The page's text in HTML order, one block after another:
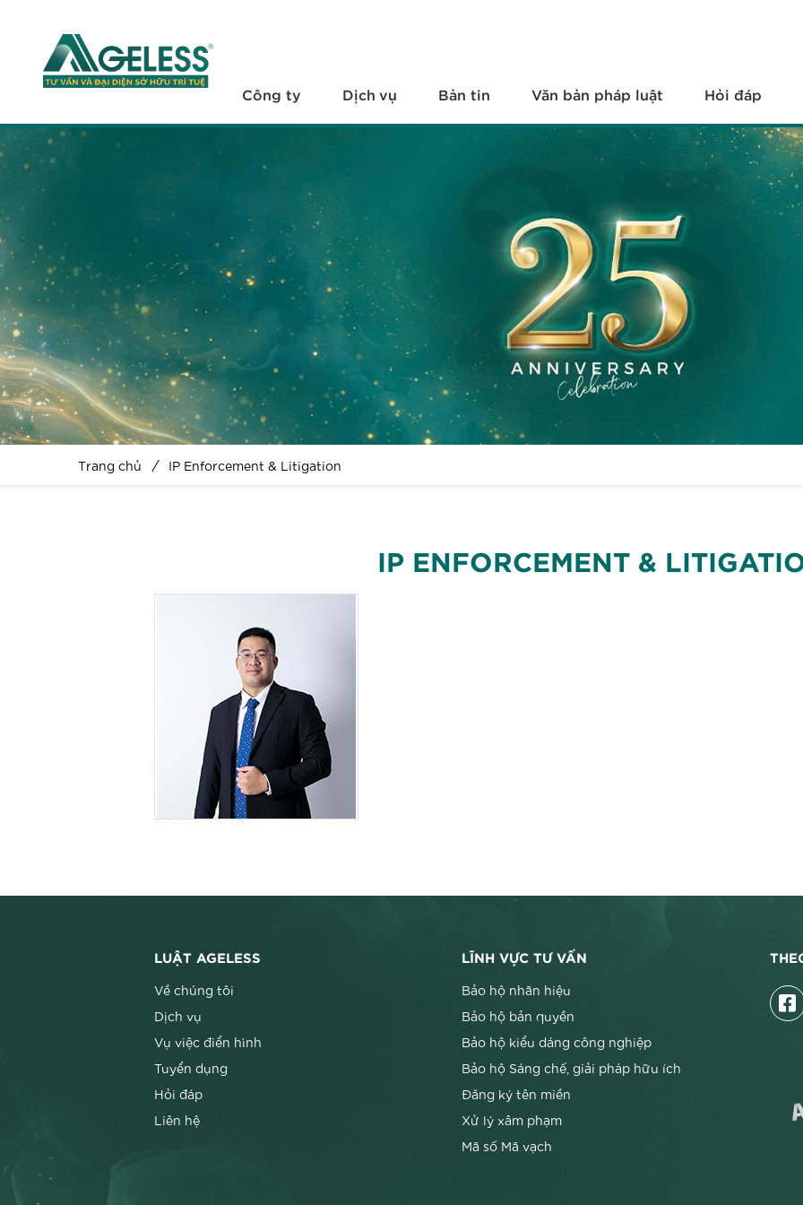
Dịch vụ
Hỏi đáp
Tuyển dụng
Liên hệ
Công ty Dịch vụ Bản tin Văn bản pháp luật Hỏi đáp
Trang chủ IP Enforcement & Litigation
IP ENFORCEMENT &
ÔNG NGUYỄN PHƯƠNG
LUẬT AGELESS
Về chúng tôi
Dịch vụ
Vụ việc điển hình
Tuyển dụng
Hỏi đáp
Liên hệ
LĨNH VỰC TƯ VẤN
Bảo hộ nhãn hiệu
Bảo hộ bản quyền
Bảo hộ kiểu dáng công nghiệp
Bảo hộ Sáng chế, giải pháp hữu ích
Đăng ký tên miền
Xử lý xâm phạm
Mã số Mã vạch